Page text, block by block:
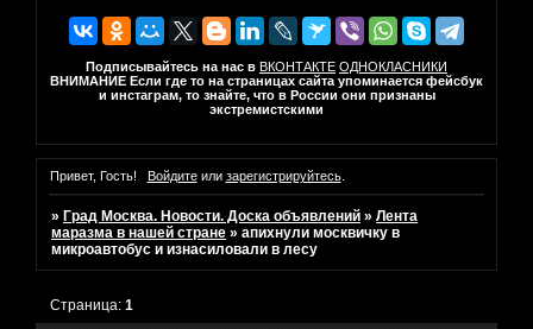
Подписывайтесь на нас в ВКОНТАКТЕ ОДНОКЛАСНИКИ
ВНИМАНИЕ Если где то на страницах сайта упоминается фейсбук
и инстаграм, то знайте, что в России они признаны
экстремистскими
Привет, Гость! Войдитеили зарегистрируйтесь.
» Град Москва. Новости. Доска объявлений »Лента
маразма в нашей стране »апихнули москвичку в
микроавтобус и изнасиловали в лесу
Страница:1